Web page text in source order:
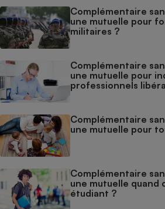
Complémentaire
une mutuelle pour
militaires ?
Complémentaire
une mutuelle pour
professionnels
Complémentaire
une mutuelle pour
Complémentaire
une mutuelle quand
étudiant ?